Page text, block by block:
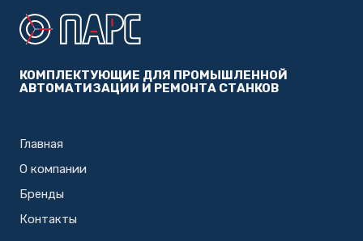
КОМПЛЕКТУЮЩИЕ ДЛЯ ПРОМЫШЛЕННОЙ
АВТОМАТИЗАЦИИ И РЕМОНТА СТАНКОВ
Главная
О компании
Бренды
Контакты